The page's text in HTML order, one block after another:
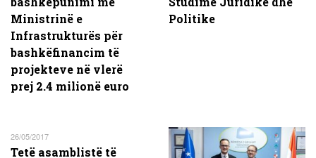
Ministrinë e
Infrastrukturës për
bashkëfinancim të
projekteve në vlerë
prej 2.4 milionë euro
Politike
26/05/2017
Tetë asamblistë të